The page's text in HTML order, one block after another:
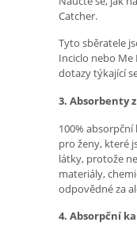
Catcher.
Tyto sběratele
Inciclo nebo Me
dotazy týkající
3. Absorbenty
100%
pro ženy, které
látky, protože
materiály,
odpovědné za
4. Absorpční